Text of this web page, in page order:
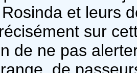
et leurs
sur
de ne pas